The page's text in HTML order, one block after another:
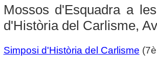
Mossos d'Esquadra a
d'Història del Carlisme,
Simposi d'Història del Carlisme